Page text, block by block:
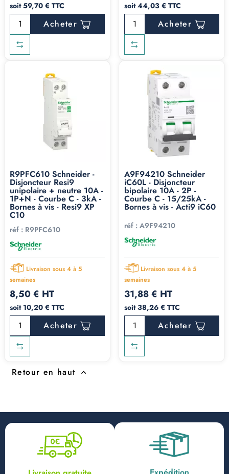
soit 59,70 € TTC
Acheter
soit 44,03 € TTC
Acheter
R9PFC610 Schneider -
Disjoncteur Resi9
unipolaire + neutre 10A -
1P+N - Courbe C - 3kA -
Bornes à vis - Resi9 XP
C10
réf : R9PFC610
Livraison sous 4 à 5
semaines
8,50 € HT
soit 10,20 € TTC
Acheter
A9F94210 Schneider
iC60L - Disjoncteur
bipolaire 10A - 2P -
Courbe C - 15/25kA -
Bornes à vis - Acti9 iC60
réf : A9F94210
Livraison sous 4 à 5
semaines
31,88 € HT
soit 38,26 € TTC
Acheter
Retour en haut 